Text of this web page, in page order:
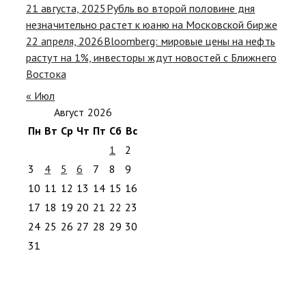
21 августа, 2025 Рубль во второй половине дня
незначительно растет к юаню на Московской бирже
22 апреля, 2026Bloomberg: мировые цены на нефть
растут на 1%, инвесторы ждут новостей с Ближнего
Востока
« Июл
Август 2026
Пн Вт Ср Чт Пт Сб Вс
1
2
3
4 5 6 7 8
9
10 11 12 13 14 15 16
17 18 19 20 21 22 23
24 25 26 27 28 29 30
31